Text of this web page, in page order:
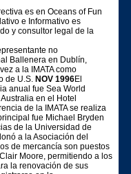
es en Oceans of Fun
e Informativo es
y consultor legal de la
no
Ballenera en Dublín,
a la IMATA como
de U.S. NOV 1996El
anual fue Sea World
en el Hotel
de la IMATA se realiza
fue Michael Bryden
de la Universidad de
a la Asociación del
de mercancía son puestos
Moore, permitiendo a los
la renovación de sus